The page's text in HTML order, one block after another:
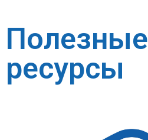
Полезные
ресурсы